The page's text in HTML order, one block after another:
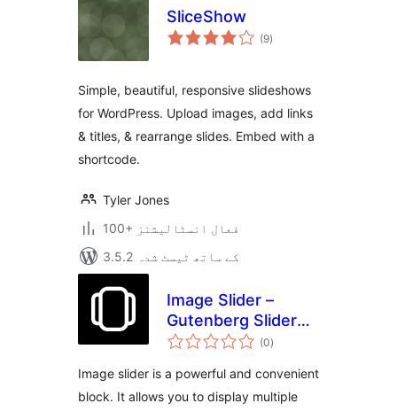
SliceShow
(9مجموعی
درجہ
)
Simple, beautiful, responsive slideshows
for WordPress. Upload images, add links
& titles, & rearrange slides. Embed with a
shortcode.
Tyler Jones
100+ فعال انسٹالیشنز
3.5.2 کے ساتھ ٹیسٹ شدہ
Image Slider –
Gutenberg Slider
Block
(0مجموعی
درجہ
)
Image slider is a powerful and convenient
block. It allows you to display multiple